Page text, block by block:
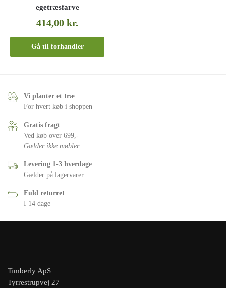
egetræsfarve
414,00kr.
Gå til forhandler
Vi planter et træ
For hvert køb i shoppen
Gratis fragt
Ved køb over 699,-
Gælder ikke møbler
Levering 1-3 hverdage
Gælder på lagervarer
Fuld returret
I 14 dage
Timberly ApS
Tyrrestrupvej 27